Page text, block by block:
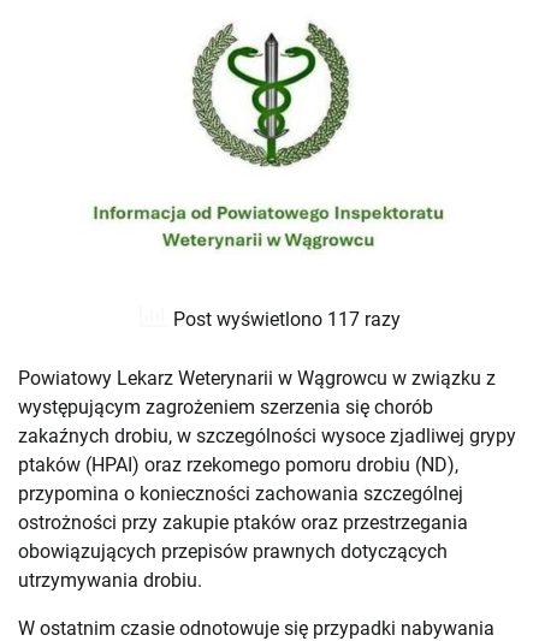
Post wyświetlono 117 razy
Powiatowy Lekarz Weterynarii w Wągrowcu w związku z
występującym zagrożeniem szerzenia się chorób
zakaźnych drobiu, w szczególności wysoce zjadliwej grypy
ptaków (HPAI) oraz rzekomego pomoru drobiu (ND),
przypomina o konieczności zachowania szczególnej
ostrożności przy zakupie ptaków oraz przestrzegania
obowiązujących przepisów prawnych dotyczących
utrzymywania drobiu.
W ostatnim czasie odnotowuje się przypadki nabywania